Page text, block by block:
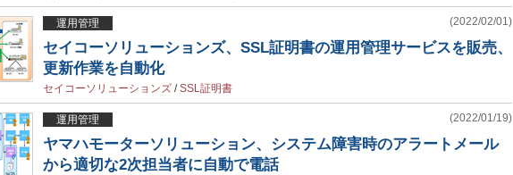
運用管理 (2022/02/01)
セイコーソリューションズ、SSL証明書の運用管理サービスを販売、
更新作業を自動化
セイコーソリューションズ /SSL証明書
運用管理 (2022/01/19)
ヤマハモーターソリューション、システム障害時のアラートメール
から適切な2次担当者に自動で電話